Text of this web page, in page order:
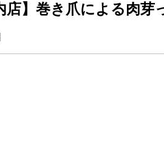
店】巻き爪による肉芽